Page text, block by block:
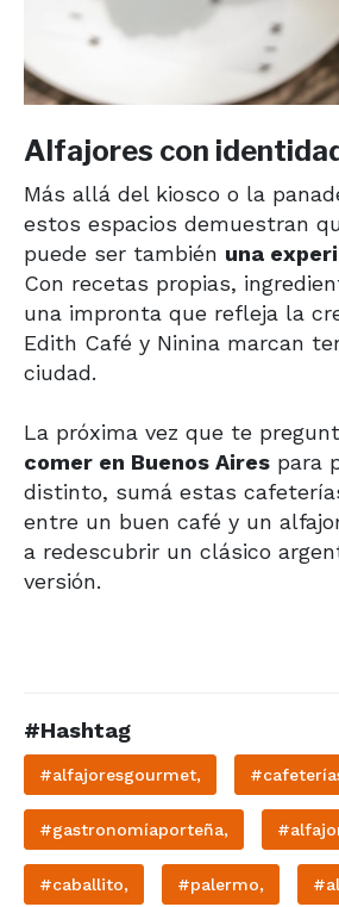
Alfajores con
Más allá del kiosco o la
estos espacios demuestran
puede ser también una
Con recetas propias,
una impronta que refleja la
Edith Café y Ninina marcan
ciudad.
La próxima vez que te
comer en Buenos Aires para
distinto, sumá estas
entre un buen café y un
a redescubrir un clásico
versión.
#Hashtag
#alfajoresgourmet,
#gastronomíaporteña,
#caballito, #palermo,